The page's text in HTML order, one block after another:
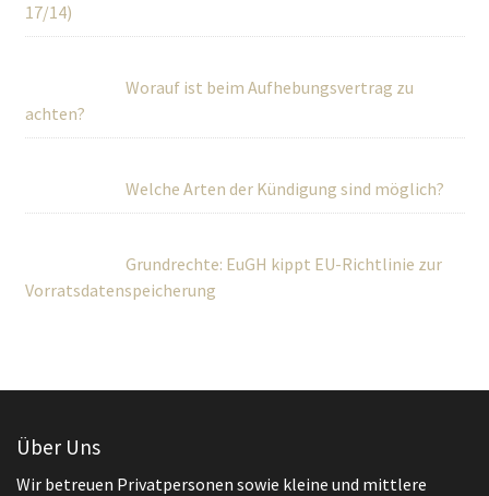
17/14)
Worauf ist beim Aufhebungsvertrag zu
achten?
Welche Arten der Kündigung sind möglich?
Grundrechte: EuGH kippt EU-Richtlinie zur
Vorratsdatenspeicherung
Über Uns
Wir betreuen Privatpersonen sowie kleine und mittlere